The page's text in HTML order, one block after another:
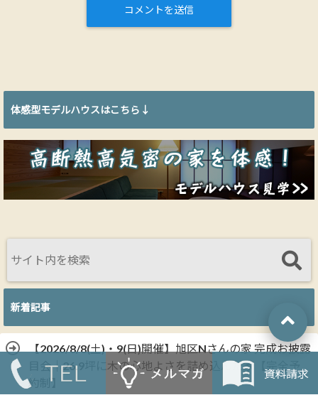
体感型モデルハウスはこちら↓
新着記事
【2026/8/8(土)・9(日)開催】旭区Nさんの家 完成お披露
目会｜26.9坪に木の心地よさを詰め込んだ家【完全予
約制】